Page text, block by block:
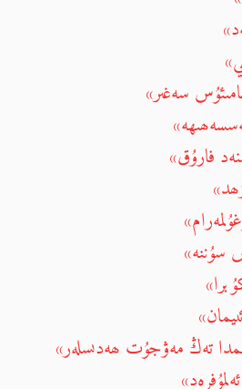
سەغىر»
فارۇق»
سۇننە»
تەڭ مەۋجۇت ھەدىسلەر»